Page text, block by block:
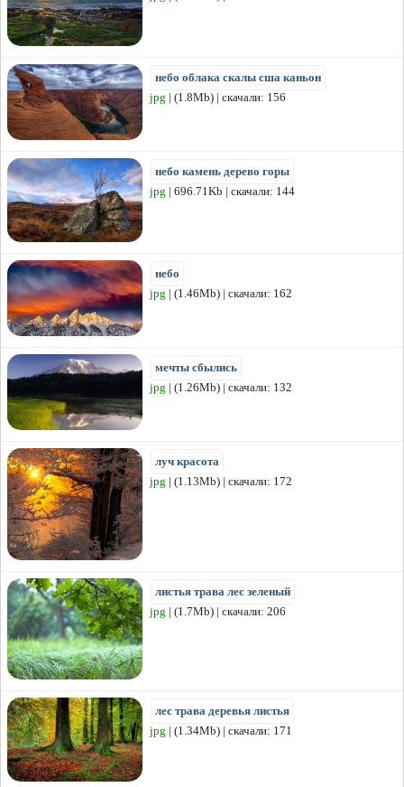
небо облака скалы сша каньон
jpg | (1.8Mb) | скачали: 156
небо камень дерево горы
jpg | 696.71Kb | скачали: 144
небо
jpg | (1.46Mb) | скачали: 162
мечты сбылись
jpg | (1.26Mb) | скачали: 132
луч красота
jpg | (1.13Mb) | скачали: 172
листья трава лес зеленый
jpg | (1.7Mb) | скачали: 206
лес трава деревья листья
jpg | (1.34Mb) | скачали: 171